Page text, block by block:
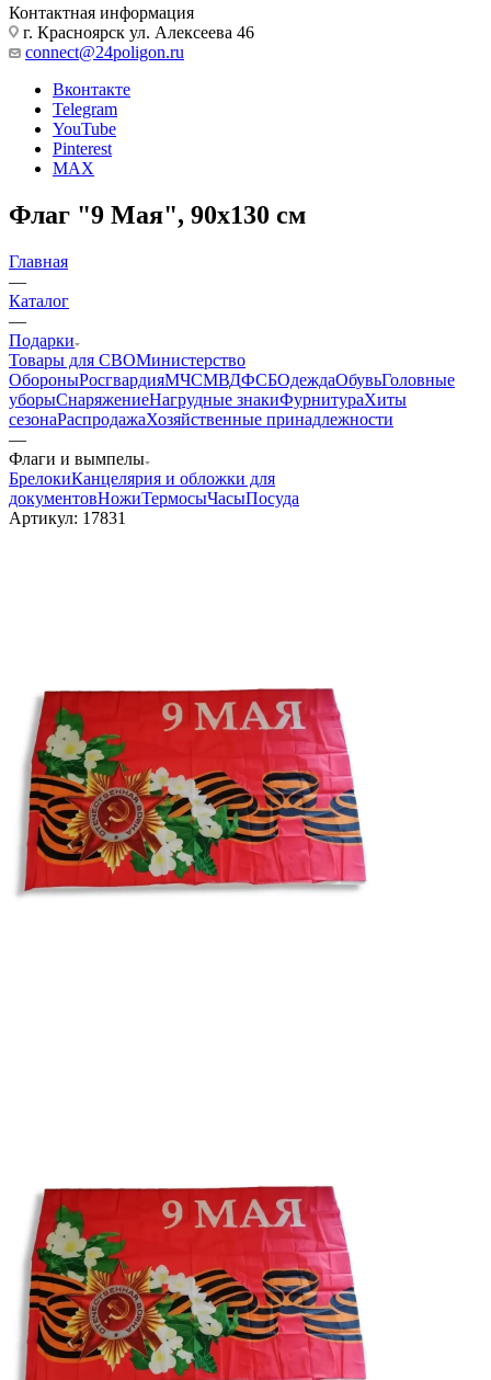
Контактная информация
г. Красноярск ул. Алексеева 46
connect@24poligon.ru
Вконтакте
Telegram
YouTube
Pinterest
MAX
Флаг "9 Мая", 90х130 см
Главная
—
Каталог
—
Подарки
Товары для СВОМинистерство
ОбороныРосгвардияМЧСМВДФСБОдеждаОбувьГоловные
уборыСнаряжениеНагрудные знакиФурнитураХиты
сезонаРаспродажаХозяйственные принадлежности
—
Флаги и вымпелы
БрелокиКанцелярия и обложки для
документовНожиТермосыЧасыПосуда
Артикул: 17831